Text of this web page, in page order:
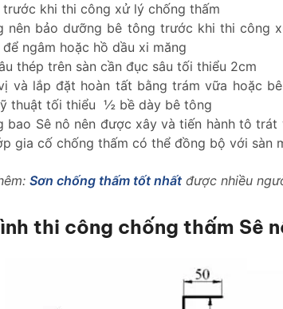
trước khi thi công xử lý chống thấm
nên bảo dưỡng bê tông trước khi thi công
để ngâm hoặc hồ dầu xi măng
thép trên sàn cần đục sâu tối thiểu 2cm
và lắp đặt hoàn tất bằng trám vữa hoặc
thuật tối thiểu ½ bề dày bê tông
bao Sê nô nên được xây và tiến hành tô
gia cố chống thấm có thể đồng bộ với sàn
Sơn chống thấm tốt nhất được nhiều
thi công chống thấm Sê